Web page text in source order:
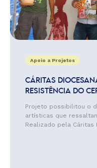
Apoio a Projetos
CÁRITAS
RESISTÊNCIA DO
Projeto possibilitou o
artísticas que
Realizado pela Cáritas